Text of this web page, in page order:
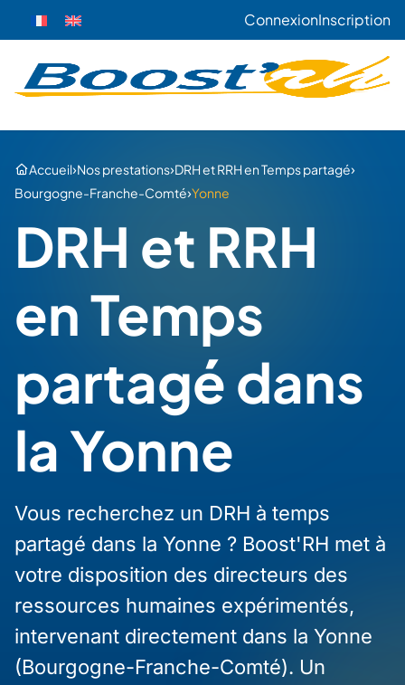
ConnexionInscription
Accueil›Nos prestations›DRH et RRH en Temps partagé›
Bourgogne-Franche-Comté›Yonne
DRH et RRH
en Temps
partagé dans
la Yonne
Vous recherchez un DRH à temps
partagé dans la Yonne ? Boost'RH met à
votre disposition des directeurs des
ressources humaines expérimentés,
intervenant directement dans la Yonne
(Bourgogne-Franche-Comté). Un